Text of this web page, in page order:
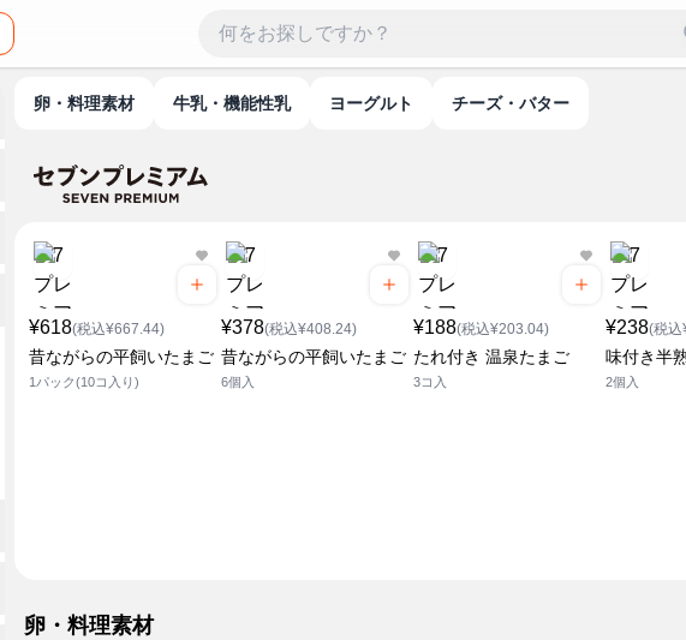
卵・料理素材 牛乳・機能性乳 ヨーグルト チーズ・バター
¥618(税込¥667.44)
昔ながらの平飼いたまご
1パック(10コ入り)
¥378(税込¥408.24)
昔ながらの平飼いたまご
6個入
¥188(税込¥203.04)
たれ付き 温泉たまご
3コ入
¥238(税
味付き半
2個入
卵・料理素材